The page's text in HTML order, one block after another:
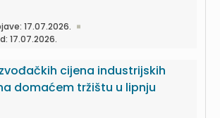
17.07.2026.
17.07.2026.
cijena industrijskih
domaćem tržištu u lipnju